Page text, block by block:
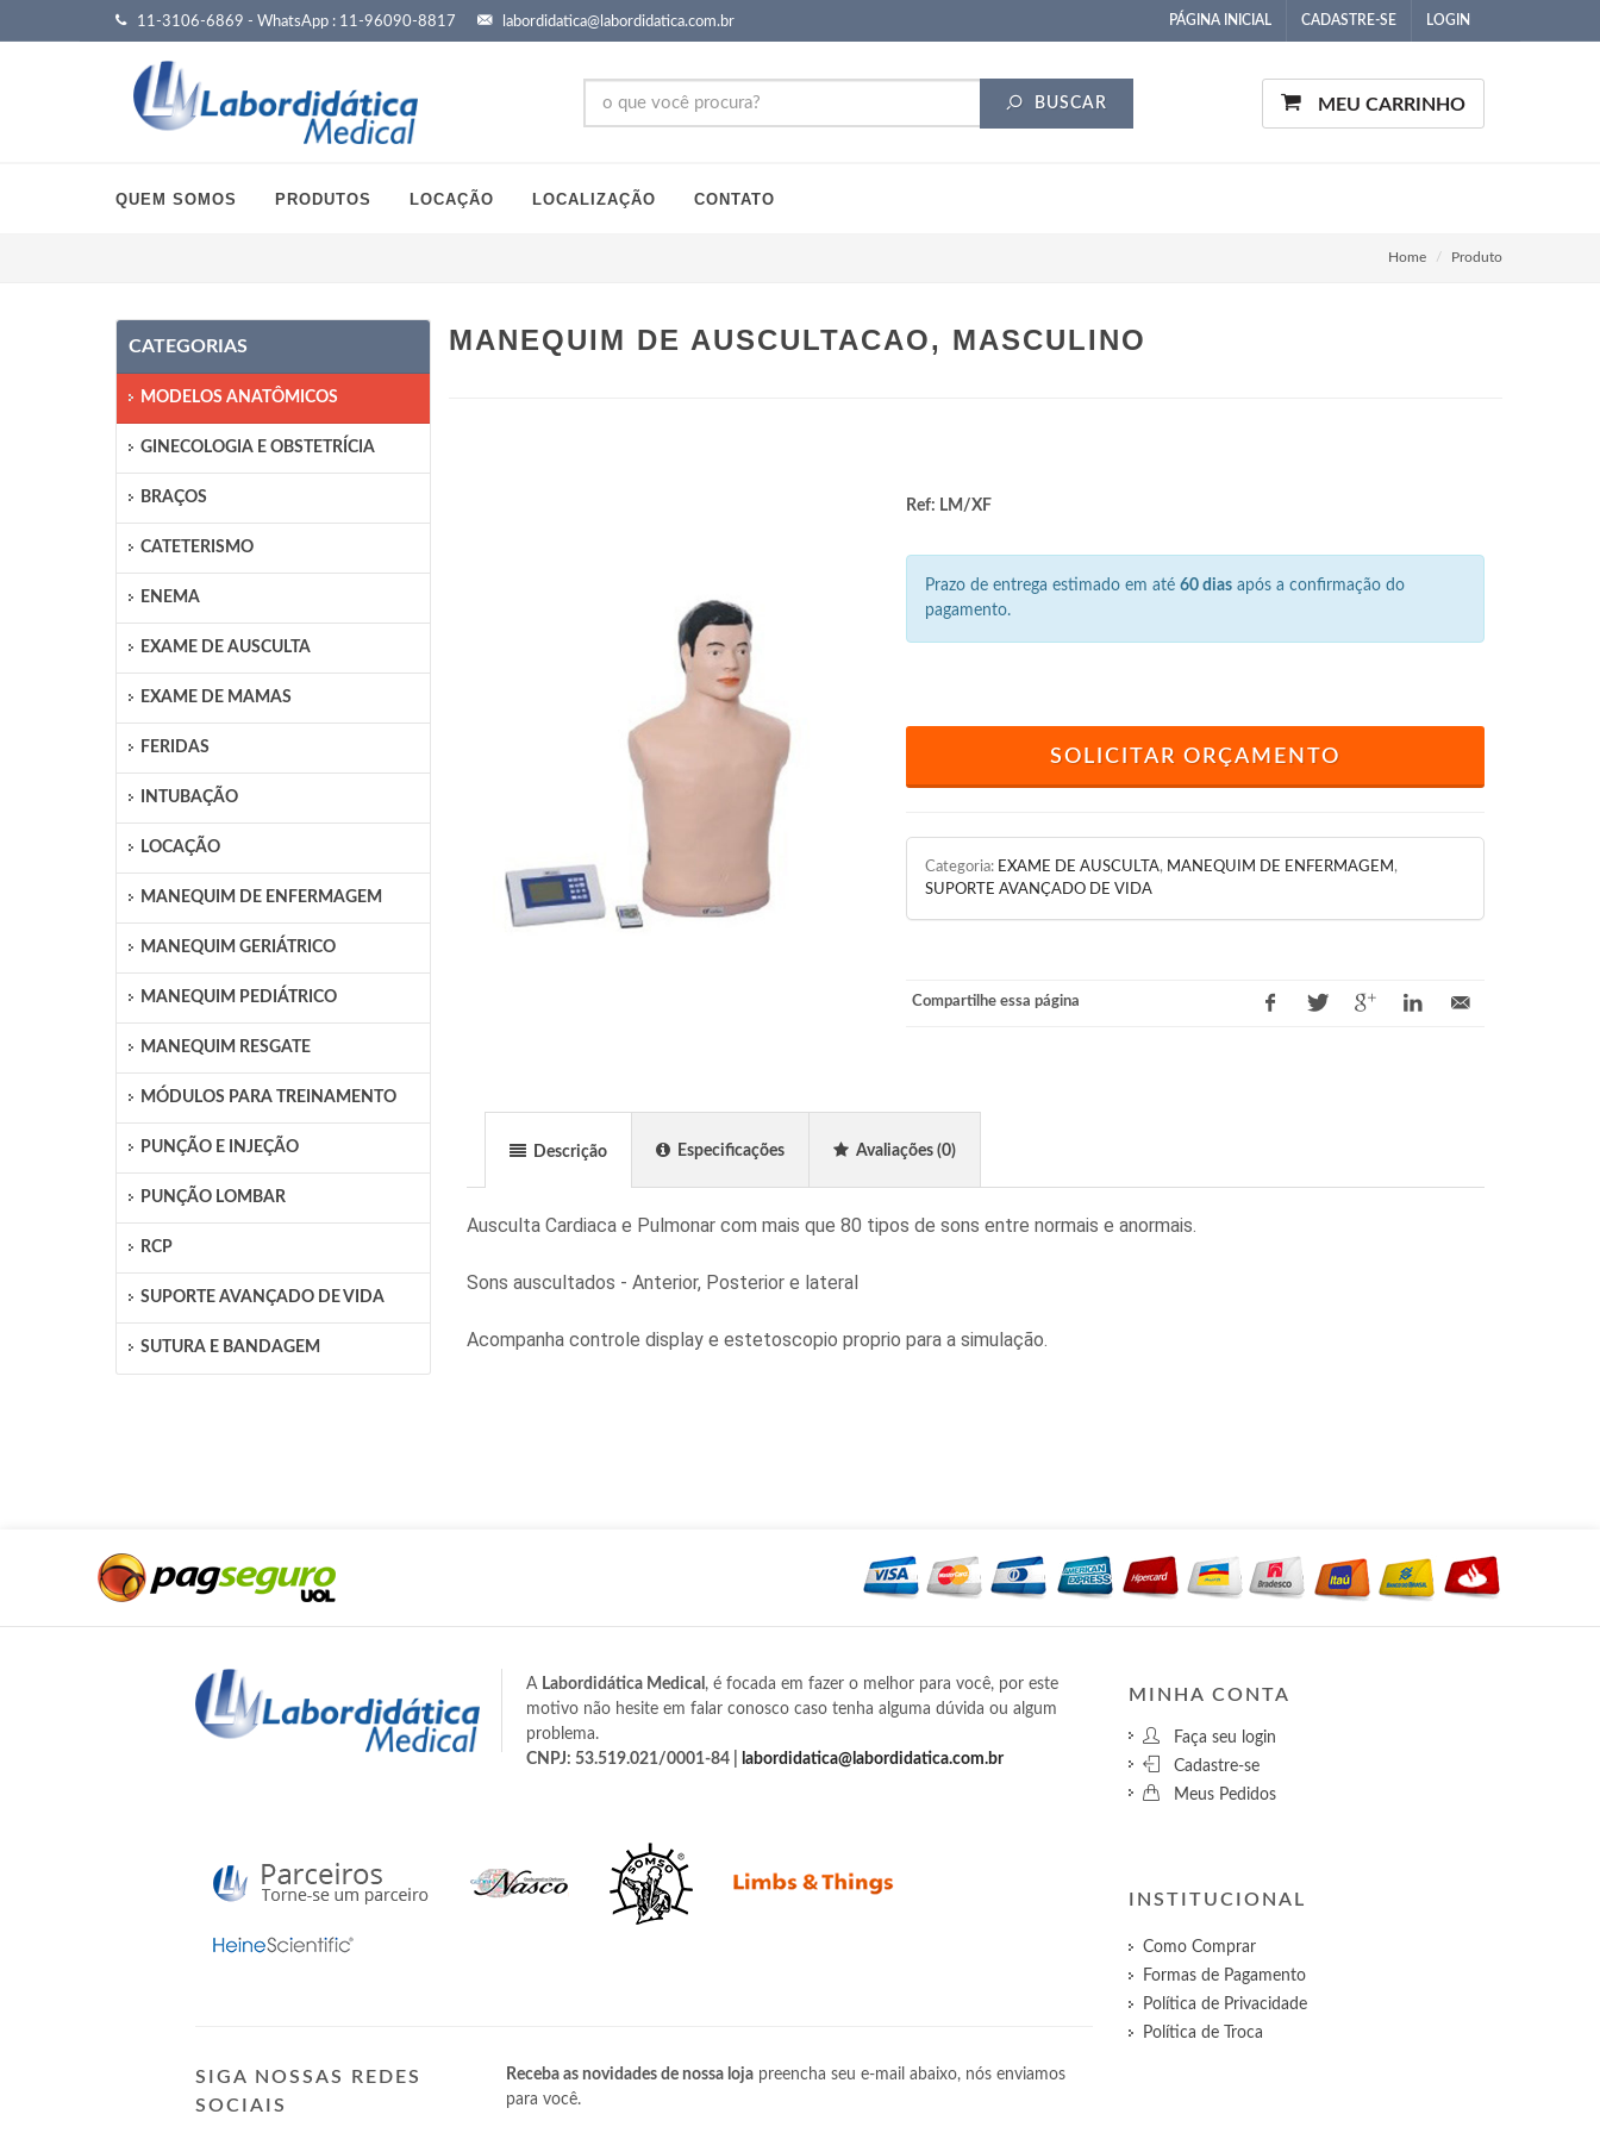
11-3106-6869 - WhatsApp : 11-96090-8817 labordidatica@labordidatica.com.br PÁGINA INICIAL CADASTRE-SE LOGIN
BUSCAR MEU CARRINHO
QUEM SOMOS PRODUTOS LOCAÇÃO LOCALIZAÇÃO CONTATO
Home Produto
CATEGORIAS
MODELOS ANATÔMICOS
GINECOLOGIA E OBSTETRÍCIA
BRAÇOS
CATETERISMO
ENEMA
EXAME DE AUSCULTA
EXAME DE MAMAS
FERIDAS
INTUBAÇÃO
LOCAÇÃO
MANEQUIM DE ENFERMAGEM
MANEQUIM GERIÁTRICO
MANEQUIM PEDIÁTRICO
MANEQUIM RESGATE
MÓDULOS PARA TREINAMENTO
PUNÇÃO E INJEÇÃO
PUNÇÃO LOMBAR
RCP
SUPORTE AVANÇADO DE VIDA
SUTURA E BANDAGEM
MANEQUIM DE AUSCULTACAO, MASCULINO
Ref: LM/XF
Prazo de entrega estimado em até 60 diasapós a confirmação do
pagamento.
SOLICITAR ORÇAMENTO
Categoria: EXAME DE AUSCULTA, MANEQUIM DE ENFERMAGEM ,
SUPORTE AVANÇADO DE VIDA
Compartilhe essa página
Descrição Especificações Avaliações(0)
Ausculta Cardiaca e Pulmonar com mais que 80 tipos de sons entre normais e anormais.
Sons auscultados - Anterior, Posterior e lateral
Acompanha controle display e estetoscopio proprio para a simulação.
A Labordidática Medical , é focada em fazer o melhor para você, por este
motivo não hesite em falar conosco caso tenha alguma dúvida ou algum
problema.
CNPJ: 53.519.021/0001-84 |
labordidatica@labordidatica.com.br
SIGA NOSSAS REDES
SOCIAIS
Receba as novidades de nossa loja preencha seu e-mail abaixo, nós enviamos
para você.
MINHA CONTA
Faça seu login
Cadastre-se
Meus Pedidos
INSTITUCIONAL
Como Comprar
Formas de Pagamento
Política de Privacidade
Política de Troca